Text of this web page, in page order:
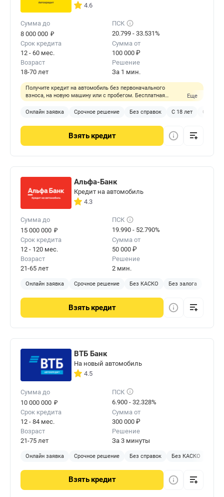
4.6
Сумма до
8 000 000 ₽
ПСК
20.799 - 33.531%
Срок кредита
12 - 60 мес.
Сумма от
100 000 ₽
Возраст
18-70 лет
Решение
За 1 мин.
Получите кредит на автомобиль без первоначального
взноса, на новую машину или с пробегом. Бесплатная
подписка Pro на год.
Еще
Онлайн заявка Срочное решение Без справок С 18 лет С
Взять кредит
Альфа-Банк
Кредит на автомобиль
4.3
Сумма до
15 000 000 ₽
ПСК
19.990 - 52.790%
Срок кредита
12 - 120 мес.
Сумма от
50 000 ₽
Возраст
21-65 лет
Решение
2 мин.
Онлайн заявка Срочное решение Без КАСКО Без залога
Взять кредит
ВТБ Банк
На новый автомобиль
4.5
Сумма до
10 000 000 ₽
ПСК
6.900 - 32.328%
Срок кредита
12 - 84 мес.
Сумма от
300 000 ₽
Возраст
21-75 лет
Решение
За 3 минуты
Онлайн заявка Срочное решение Без справок Без КАСКО
Взять кредит